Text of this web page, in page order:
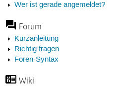
Wer ist gerade angemeldet?
Forum
Kurzanleitung
Richtig fragen
Foren-Syntax
Wiki